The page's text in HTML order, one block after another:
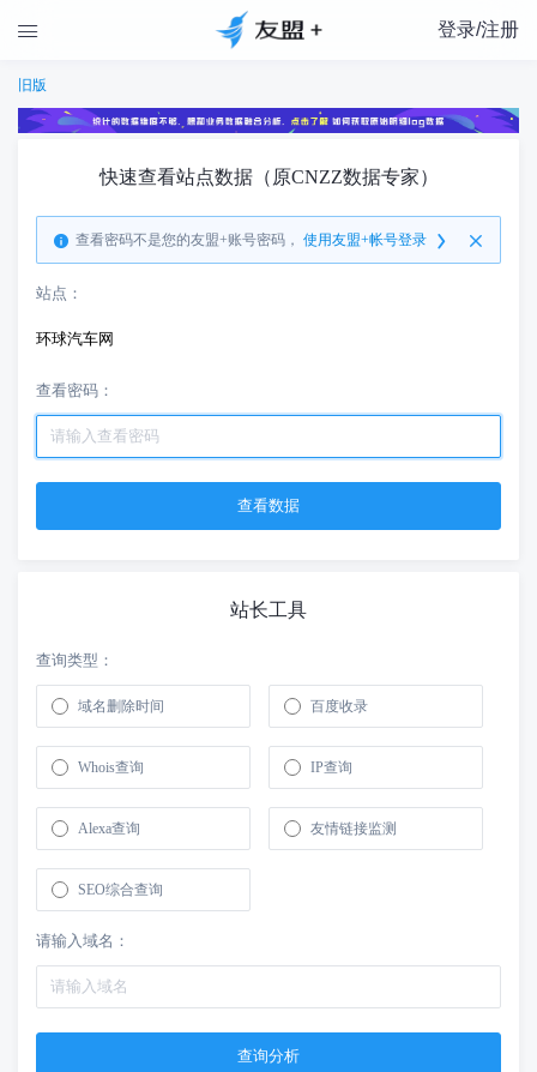
 登录/注册
旧版
快速查看站点数据（原CNZZ数据专家）
查看密码不是您的友盟+账号密码， 使用友盟+帐号登录
站点：
环球汽车网
查看密码：
站长工具
查询类型：
域名删除时间 百度收录
Whois查询 IP查询
Alexa查询 友情链接监测
SEO综合查询
请输入域名：